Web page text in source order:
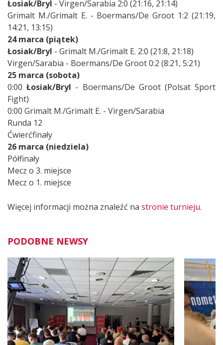
Łosiak/Bryl - Virgen/Sarabia 2:0 (21:16, 21:14)
Grimalt M./Grimalt E. - Boermans/De Groot 1:2 (21:19,
14:21, 13:15)
24 marca (piątek)
Łosiak/Bryl - Grimalt M./Grimalt E. 2:0 (21:8, 21:18)
Virgen/Sarabia - Boermans/De Groot 0:2 (8:21, 5:21)
25 marca (sobota)
0:00Łosiak/Bryl - Boermans/De Groot (Polsat Sport
Fight)
0:00 Grimalt M./Grimalt E. - Virgen/Sarabia
Runda 12
Ćwierćfinały
26 marca (niedziela)
Półfinały
Mecz o 3. miejsce
Mecz o 1. miejsce
Więcej informacji można znaleźć na stronie turnieju.
PODOBNE NEWSY